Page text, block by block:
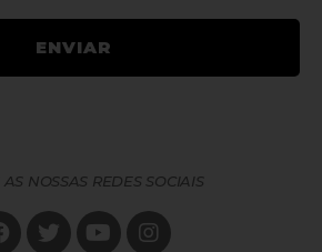
AS NOSSAS REDES SOCIAIS